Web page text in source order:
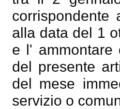
corrispondente
alla data del 1
e l' ammontare
del presente
del mese
servizio o